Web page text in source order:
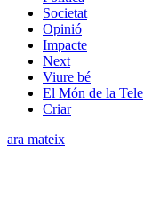
Societat
Opinió
Impacte
Next
Viure bé
El Món de la Tele
Criar
ara mateix